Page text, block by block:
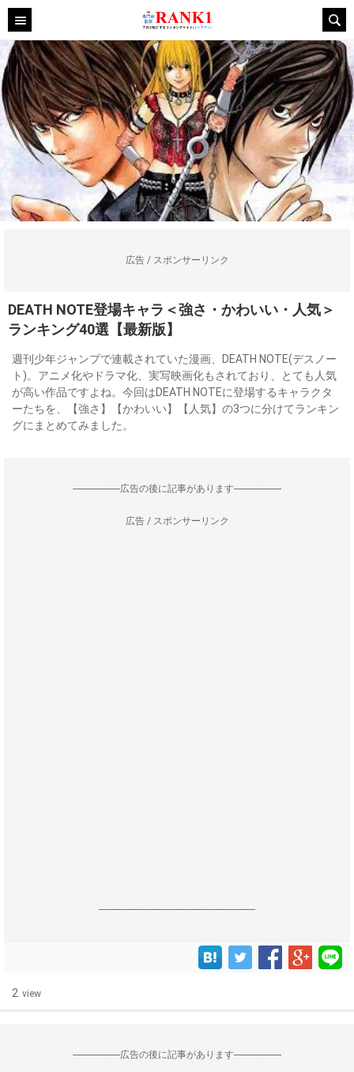
広告 / スポンサーリンク
DEATH NOTE登場キャラ＜強さ・かわいい・人気＞
ランキング40選【最新版】
週刊少年ジャンプで連載されていた漫画、DEATH NOTE(デスノー
ト)。アニメ化やドラマ化、実写映画化もされており、とても人気
が高い作品ですよね。今回はDEATH NOTEに登場するキャラクタ
ーたちを、【強さ】【かわいい】【人気】の3つに分けてランキン
グにまとめてみました。
--------------------広告の後に記事があります--------------------
広告 / スポンサーリンク
------------------------------------------------------------------
2 view
--------------------広告の後に記事があります--------------------